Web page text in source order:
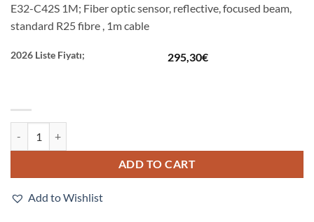
E32-C42S 1M; Fiber optic sensor, reflective, focused beam,
standard R25 fibre , 1m cable
2026 Liste Fiyatı; 295,30€
ADD TO CART
Add to Wishlist